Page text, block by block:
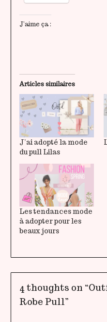
J’aime ça :
Articles similaires
J’ai adopté la mode
du pull Lilas
Les tendances mode
à adopter pour les
beaux jours
4 thoughts on “
Robe Pull”